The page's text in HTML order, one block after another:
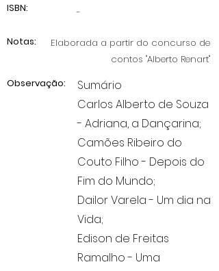
ISBN:
-
Elaborada a partir do concurso de
contos "Alberto Renart"
Notas:
Observação:
Sumário
Carlos Alberto de Souza
- Adriana, a Dançarina;
Camões Ribeiro do
Couto Filho - Depois do
Fim do Mundo;
Dailor Varela - Um dia na
Vida;
Edison de Freitas
Ramalho - Uma